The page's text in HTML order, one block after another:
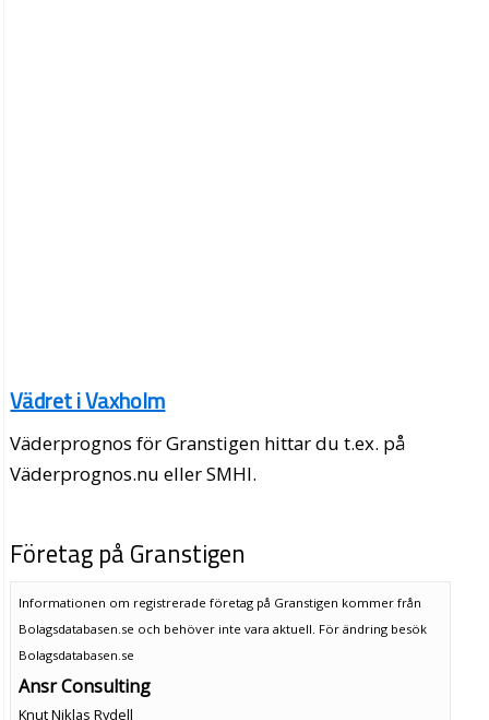
Vädret i Vaxholm
Väderprognos för Granstigen hittar du t.ex. på
Väderprognos.nu eller SMHI.
Företag på Granstigen
Informationen om registrerade företag på Granstigen kommer från
Bolagsdatabasen.se och behöver inte vara aktuell. För ändring besök
Bolagsdatabasen.se
Ansr Consulting
Knut Niklas Rydell